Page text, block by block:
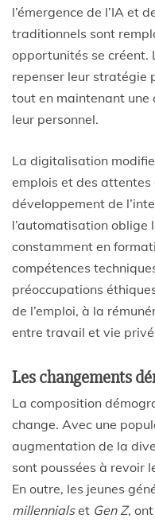
l’émergence de l’IA et
traditionnels sont
opportunités se créent.
repenser leur stratégie
tout en maintenant une
leur personnel.
La digitalisation
emplois et des attentes
développement de
l’automatisation oblige
constamment en
compétences
préoccupations
de l’emploi, à la
entre travail et vie
Les changements
La composition
change. Avec une
augmentation de la
sont poussées à revoir
En outre, les jeunes
millennialset Gen Z,